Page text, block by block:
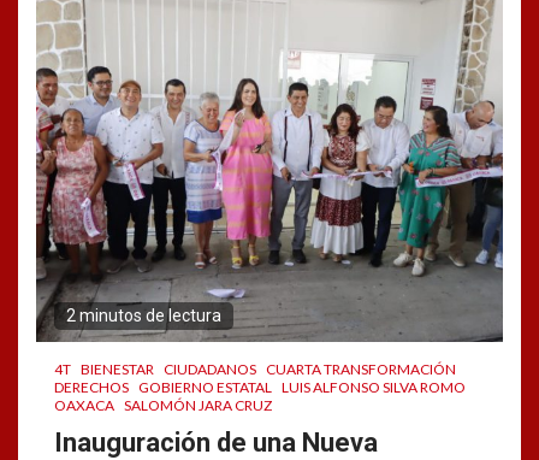
2 minutos de lectura
4T BIENESTAR CIUDADANOS CUARTA TRANSFORMACIÓN
DERECHOS GOBIERNO ESTATAL LUIS ALFONSO SILVA ROMO
OAXACA SALOMÓN JARA CRUZ
Inauguración de una Nueva